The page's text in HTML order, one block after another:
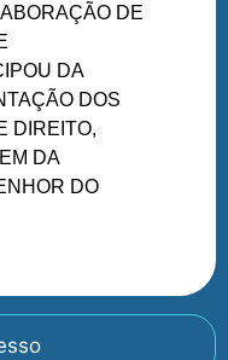
DE
DA
DOS
DIREITO,
DA
DO